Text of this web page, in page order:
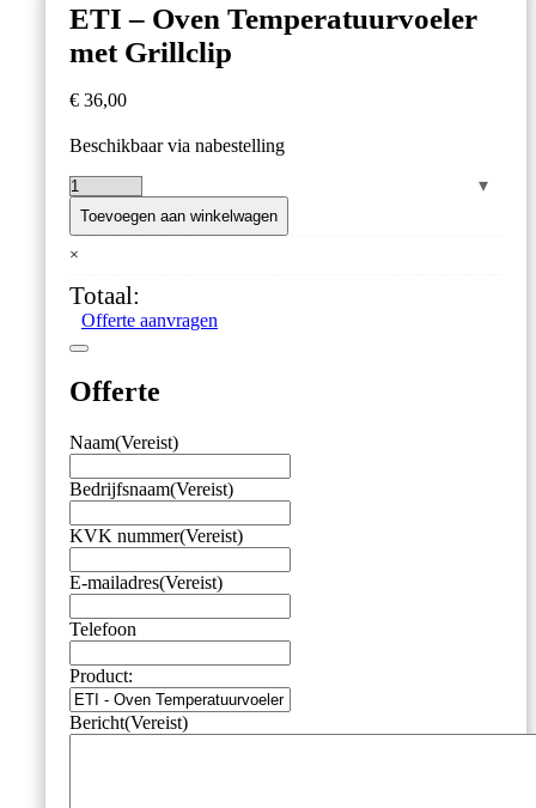
ETI – Oven Temperatuurvoeler
met Grillclip
€ 36,00
Beschikbaar via nabestelling
ETI
Oven
Temperatuurvoeler
Grillclip
aantal
Toevoegen aan winkelwagen
×
Totaal:
Offerte aanvragen
Offerte
Naam(Vereist)
Bedrijfsnaam(Vereist)
KVK nummer(Vereist)
E-mailadres(Vereist)
Telefoon
Product:
Bericht(Vereist)